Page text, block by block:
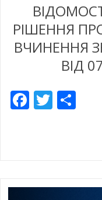
РІШЕННЯ
ВЧИНЕННЯ
ВІД
Facebook
Twitter